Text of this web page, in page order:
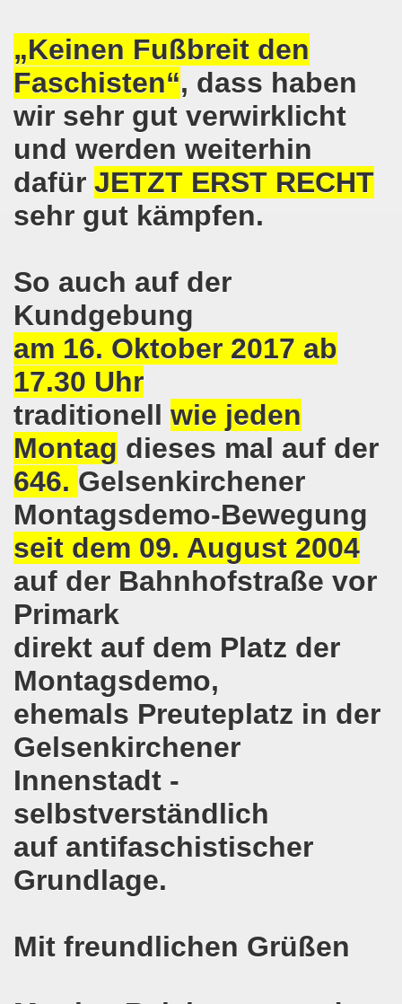
„Keinen Fußbreit den
Faschisten“, dass haben
wir sehr gut verwirklicht
und werden weiterhin
dafür JETZT ERST RECHT
sehr gut kämpfen.
So auch auf der
Kundgebung
am 16. Oktober 2017 ab
17.30 Uhr
traditionell wie jeden
Montag dieses mal auf der
646. Gelsenkirchener
Montagsdemo-Bewegung
seit dem 09. August 2004
auf der Bahnhofstraße vor
Primark
direkt auf dem Platz der
Montagsdemo,
ehemals Preuteplatz in der
Gelsenkirchener
Innenstadt -
selbstverständlich
auf antifaschistischer
Grundlage.
Mit freundlichen Grüßen
mit gutem Start ins Jahr 2018
Bewegung am 18.12.2017 bestärkt die klare Position:
Zeichen der Solidarität der Völker!
ruft zu Protesten und zu Demonstrationen gegen
in Bonn! 2.000 Teilnehmerinnen und
Bewegung erklärt sich solidarisch mit der
Bewegung mit breiter Themenpalette
Bewegung am 06.11.2017 - Auf nach Bonn zur großen
am 11.11.2017 in Bonn
protestiert und demonstriert entschieden gegen
Bewegung mit breit gefächerter Themen-Palette
protestiert: Faschist filmt Protestaktion - von
für Monika Gärtner-Engel und die MLPD
auf der 644. Gelsenkirchener Montagsdemo-
Rechtsruck der Bundesregierung in Berlin!
auch am 24.09.2017 für die internationalistische Liste
zur Bundestagswahl in Berlin am 24.09.2017
im direkten Gespräch - Diskussion mit
ARGE Gelsenkirchen ein Bewerbungstraining
feiert Erfolg - Weltfrauenaktivistin in Indien
30-Stunden-Woche bei vollem Lohnausgleich!
Bewegung wird zum rauschenden Volksfest
Gelsenkirchener Montagsdemo-Bewegung am 14.
Bewegung steht solidarisch hinter Siegmar Herrlinger,